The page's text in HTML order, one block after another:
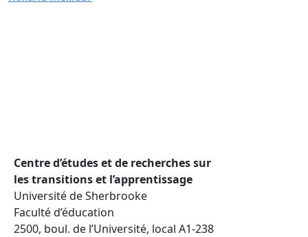
Centre d’études et de recherches sur
les transitions et l’apprentissage
Université de Sherbrooke
Faculté d’éducation
2500, boul. de l’Université, local A1-238